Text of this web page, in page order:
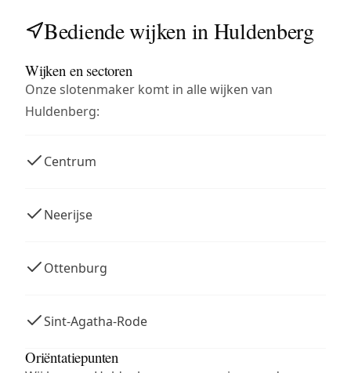
Bediende wijken in Huldenberg
Wijken en sectoren
Onze slotenmaker komt in alle wijken van
Huldenberg:
Centrum
Neerijse
Ottenburg
Sint-Agatha-Rode
Oriëntatiepunten